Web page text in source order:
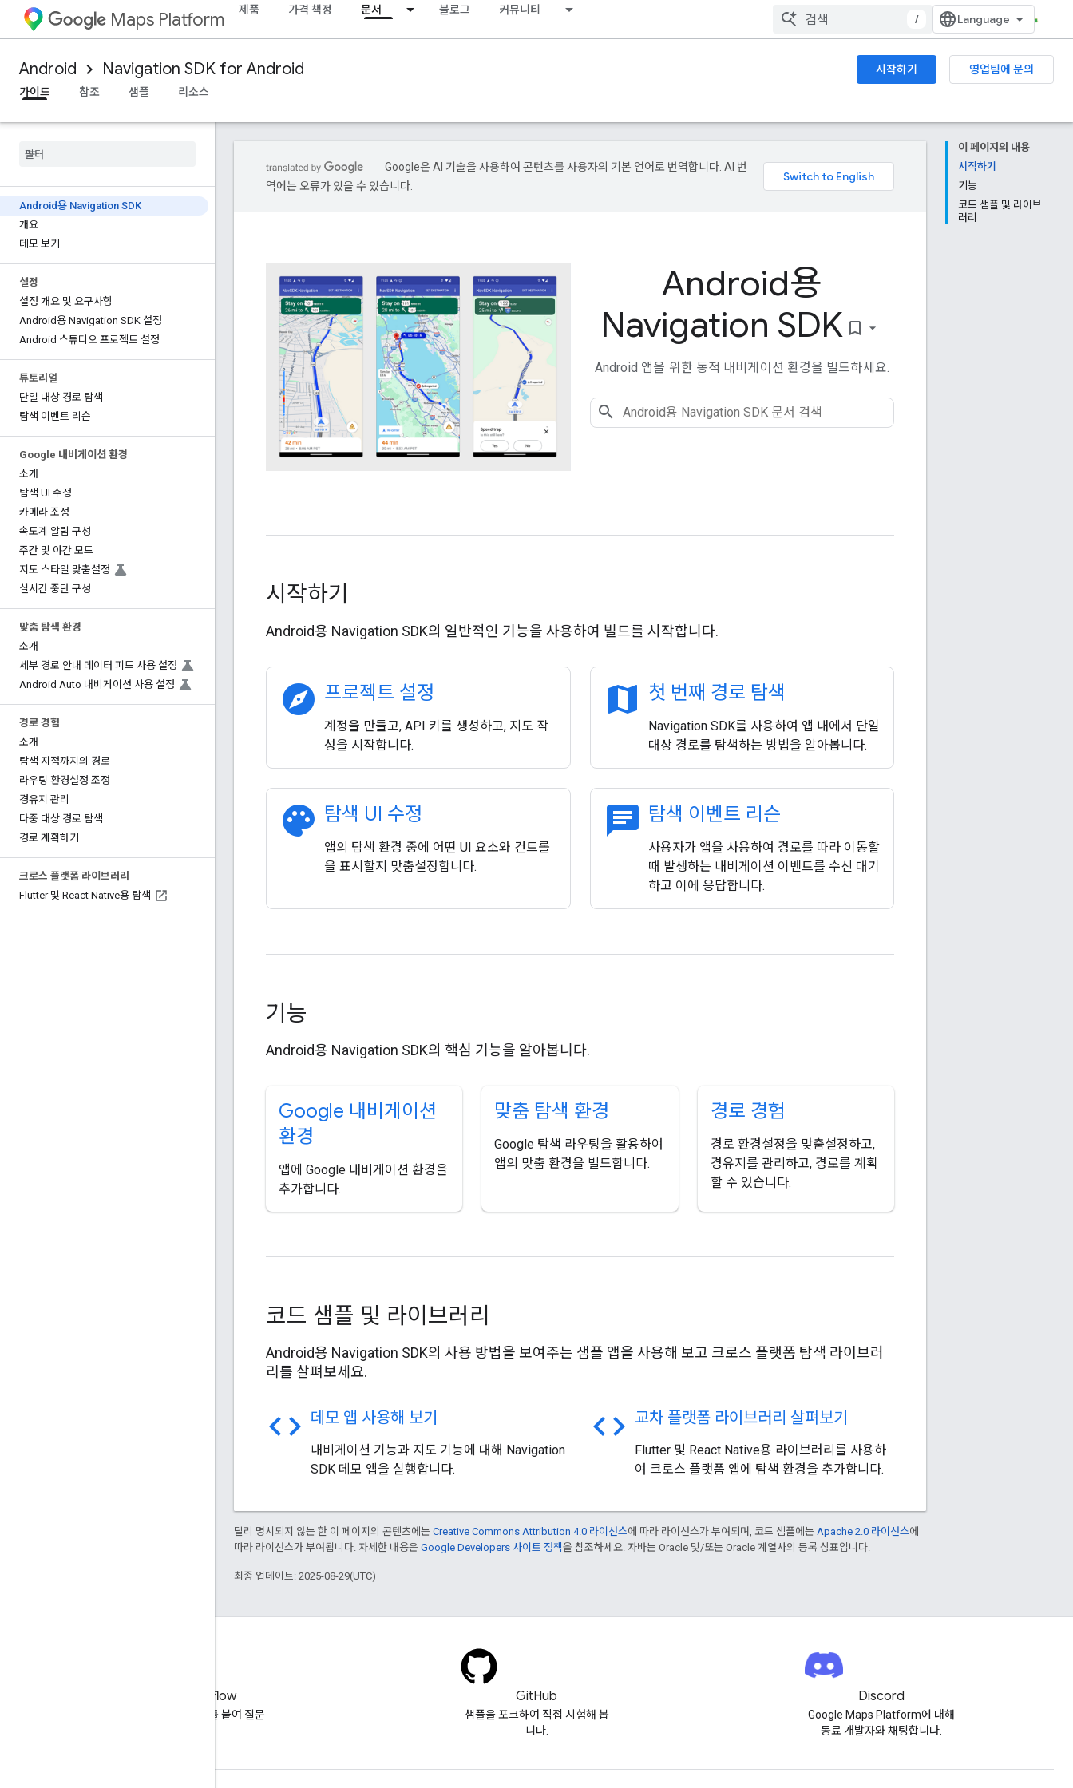
Maps Platform 제품 가격 책정 문서 블로그 커뮤니티
/
Android Navigation SDK for Android 시작하기
영업팀에 문의
가이드
참조 샘플 리소스
Android용 Navigation SDK
개요
데모 보기
설정
설정 개요 및 요구사항
Android용 Navigation SDK 설정
Android 스튜디오 프로젝트 설정
튜토리얼
단일 대상 경로 탐색
탐색 이벤트 리슨
Google 내비게이션 환경
소개
탐색 UI 수정
카메라 조정
속도계 알림 구성
주간 및 야간 모드
지도 스타일 맞춤설정
실시간 중단 구성
맞춤 탐색 환경
소개
세부 경로 안내 데이터 피드 사용 설정
Android Auto 내비게이션 사용 설정
경로 경험
소개
탐색 지점까지의 경로
라우팅 환경설정 조정
경유지 관리
다중 대상 경로 탐색
경로 계획하기
크로스 플랫폼 라이브러리
Flutter 및 React Native용 탐색
이 페이지의 내용
시작하기
기능
코드 샘플 및 라이브
러리
Google은 AI 기술을 사용하여 콘텐츠를 사용자의 기본 언어로 번역합니다. AI 번
역에는 오류가 있을 수 있습니다.
Android용
Navigation SDK bookmark_border
Android 앱을 위한 동적 내비게이션 환경을 빌드하세요.
시작하기
Android용 Navigation SDK의 일반적인 기능을 사용하여 빌드를 시작합니다.
explore 프로젝트 설정
계정을 만들고, API 키를 생성하고, 지도 작
성을 시작합니다.
map 첫 번째 경로 탐색
Navigation SDK를 사용하여 앱 내에서 단일
대상 경로를 탐색하는 방법을 알아봅니다.
palette 탐색 UI 수정
앱의 탐색 환경 중에 어떤 UI 요소와 컨트롤
을 표시할지 맞춤설정합니다.
chat 탐색 이벤트 리슨
사용자가 앱을 사용하여 경로를 따라 이동할
때 발생하는 내비게이션 이벤트를 수신 대기
하고 이에 응답합니다.
기능
Android용 Navigation SDK의 핵심 기능을 알아봅니다.
Google 내비게이션
환경
앱에 Google 내비게이션 환경을
추가합니다.
맞춤 탐색 환경
Google 탐색 라우팅을 활용하여
앱의 맞춤 환경을 빌드합니다.
경로 경험
경로 환경설정을 맞춤설정하고,
경유지를 관리하고, 경로를 계획
할 수 있습니다.
코드 샘플 및 라이브러리
Android용 Navigation SDK의 사용 방법을 보여주는 샘플 앱을 사용해 보고 크로스 플랫폼 탐색 라이브러
리를 살펴보세요.
code 데모 앱 사용해 보기
내비게이션 기능과 지도 기능에 대해 Navigation
SDK 데모 앱을 실행합니다.
code 교차 플랫폼 라이브러리 살펴보기
Flutter 및 React Native용 라이브러리를 사용하
여 크로스 플랫폼 앱에 탐색 환경을 추가합니다.
달리 명시되지 않는 한 이 페이지의 콘텐츠에는 Creative Commons Attribution 4.0 라이선스에 따라 라이선스가 부여되며, 코드 샘플에는 Apache 2.0 라이선스에
따라 라이선스가 부여됩니다. 자세한 내용은 Google Developers 사이트 정책을 참조하세요. 자바는 Oracle 및/또는 Oracle 계열사의 등록 상표입니다.
최종 업데이트: 2025-08-29(UTC)
Stack Overflow
google-maps 태그를 붙여 질문
GitHub
샘플을 포크하여 직접 시험해 봅
니다.
Discord
Google Maps Platform에 대해
동료 개발자와 채팅합니다.